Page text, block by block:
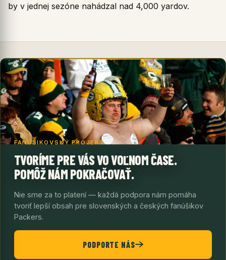
by v jednej sezóne nahádzal nad 4,000 yardov.
FANÚŠIKOVSKÝ PROJEKT
TVORÍME PRE VÁS VO VOĽNOM ČASE.
POMÔŽ NÁM POKRAČOVAŤ.
Nie sme za to platení — každá podpora nám pomáha
tvoriť lepší obsah pre slovenských a českých fanúšikov
Packers.
PODPORTE NÁS